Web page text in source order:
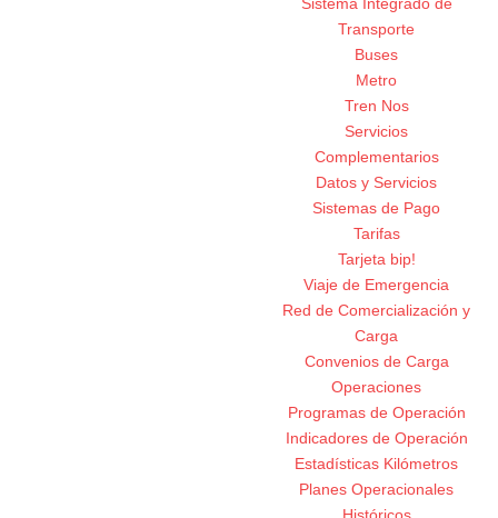
Transporte
Buses
Metro
Tren Nos
Servicios
Complementarios
Datos y Servicios
Sistemas de Pago
Tarifas
Tarjeta bip!
Viaje de Emergencia
Red de Comercialización y
Carga
Convenios de Carga
Operaciones
Programas de Operación
Indicadores de Operación
Estadísticas Kilómetros
Planes Operacionales